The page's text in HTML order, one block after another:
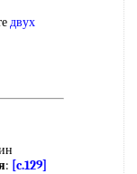
двух
: [c.129]